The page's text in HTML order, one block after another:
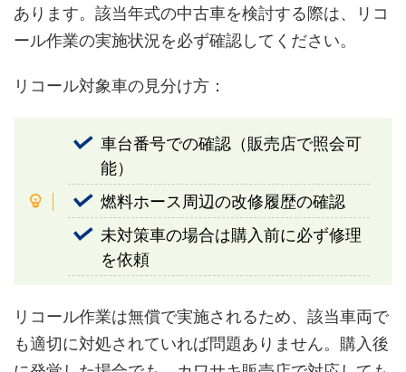
あります。該当年式の中古車を検討する際は、リコ
ール作業の実施状況を必ず確認してください。
リコール対象車の見分け方：
車台番号での確認（販売店で照会可
能）
燃料ホース周辺の改修履歴の確認
未対策車の場合は購入前に必ず修理
を依頼
リコール作業は無償で実施されるため、該当車両で
も適切に対処されていれば問題ありません。購入後